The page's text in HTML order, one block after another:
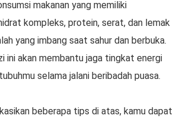
makanan yang memiliki
kompleks, protein, serat, dan lemak
yang imbang saat sahur dan berbuka.
ini akan membantu jaga tingkat energi
selama jalani beribadah puasa.
beberapa tips di atas, kamu dapat